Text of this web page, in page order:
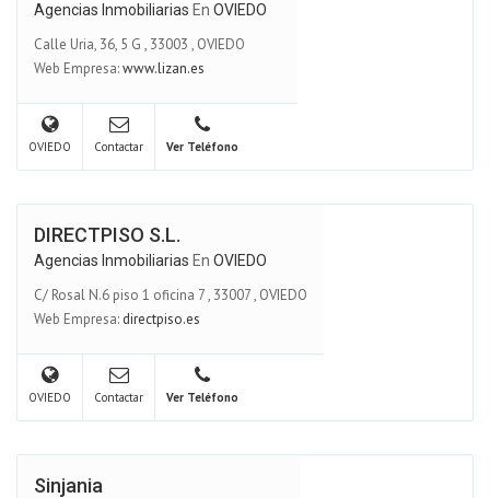
Agencias Inmobiliarias En OVIEDO
Calle Uria, 36, 5 G , 33003 , OVIEDO
Web Empresa:www.lizan.es
OVIEDO Contactar Ver Teléfono
DIRECTPISO S.L.
Agencias Inmobiliarias En OVIEDO
C/ Rosal N.6 piso 1 oficina 7, 33007, OVIEDO
Web Empresa: directpiso.es
OVIEDO Contactar Ver Teléfono
Sinjania